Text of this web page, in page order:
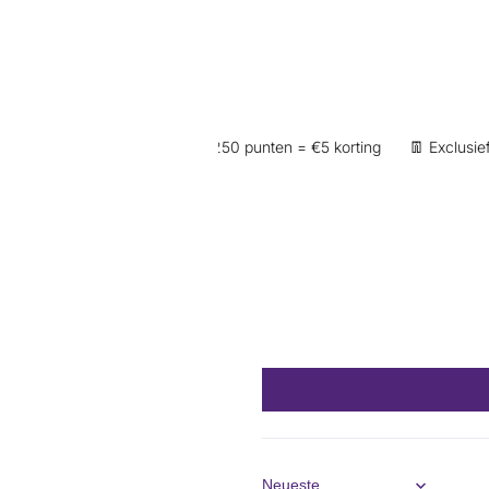
op je account) | 250 punten = €5 korting 👖 Exclusief